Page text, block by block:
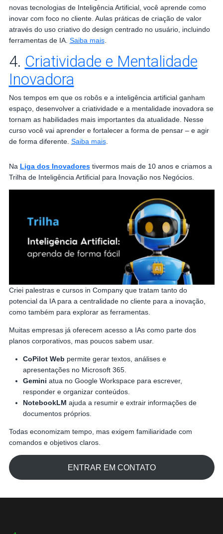
novas tecnologias de Inteligência Artificial, você aprende como
inovar com foco no cliente. Aulas práticas de criação de valor
através do uso criativo do design centrado no usuário, incluindo
ferramentas de IA. Saiba mais.
4. Criatividade e Mentalidade
Inovadora
​​​Nos tempos em que os robôs e a inteligência artificial ganham
espaço, desenvolver a criatividade e a mentalidade inovadora se
tornam as habilidades mais importantes da atualidade. Nesse
curso você vai aprender e fortalecer a forma de pensar – e agir
de forma diferente.​​ Saiba mais.
Na Liga dos Inovadorestivermos mais de 10 anos e criamos a
Trilha de Inteligência Artificial para Inovação nos Negócios.
Criei palestras e cursos in Company que tratam tanto do
potencial da IA para a centralidade no cliente para a inovação,
como também para explorar as ferramentas.
Muitas empresas já oferecem acesso a IAs como parte dos
planos corporativos, mas poucos sabem usar.
CoPilot Web permite gerar textos, análises e
apresentações no Microsoft 365.
Gemini atua no Google Workspace para escrever,
responder e organizar conteúdos.
NotebookLM ajuda a resumir e extrair informações de
documentos próprios.
Todas economizam tempo, mas exigem familiaridade com
comandos e objetivos claros.
ENTRAR EM CONTATO